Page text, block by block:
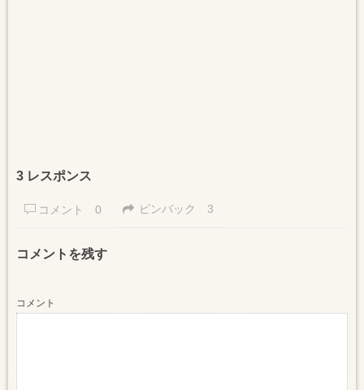
3 レスポンス
コメント 0 ピンバック 3
コメントを残す
コメント